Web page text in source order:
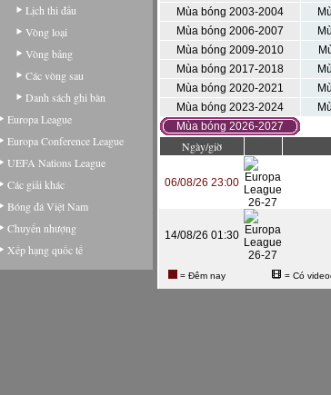
Lịch thi đấu
Vòng loại
Vòng bảng
Các vòng sau
Danh sách ghi bàn
Europa League
Europa Conference League
UEFA Nations League
Các giải khác
Bóng đá Việt Nam
Chuyển nhượng
Xếp hạng quốc tế
Mùa bóng 2003-2004
Mùa bóng 2006-2007
Mùa bóng 2009-2010
Mùa bóng 2017-2018
Mùa bóng 2020-2021
Mùa bóng 2023-2024
Mùa bóng 2026-2027
Ngày/giờ
06/08/26 23:00
14/08/26 01:30
= Đêm nay = Có